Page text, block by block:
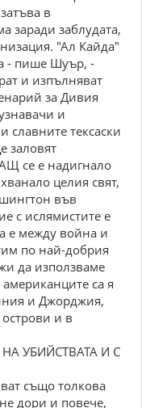
в
заради заблудата,
"Ал Кайда"
- пише Шуър, -
и изпълняват
за Дивия
и
славните тексаски
заловят
се е надигнало
целия свят,
във
с ислямистите е
е между война и
по най-добрия
да използваме
са я
и Джорджия,
и в
УБИЙСТВАТА И С
също толкова
дори и повече,